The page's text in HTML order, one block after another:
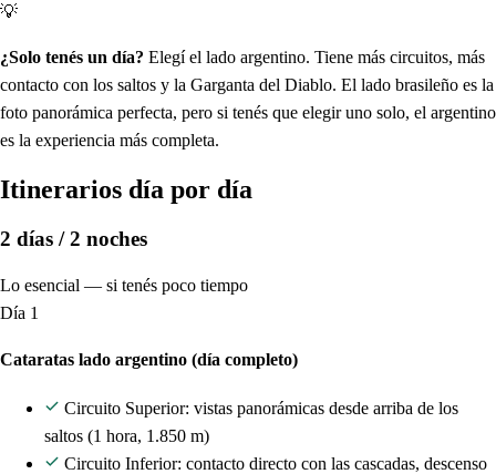
💡
¿Solo tenés un día? Elegí el lado argentino. Tiene más circuitos, más
contacto con los saltos y la Garganta del Diablo. El lado brasileño es la
foto panorámica perfecta, pero si tenés que elegir uno solo, el argentino
es la experiencia más completa.
Itinerarios día por día
2 días / 2 noches
Lo esencial — si tenés poco tiempo
Día 1
Cataratas lado argentino (día completo)
Circuito Superior: vistas panorámicas desde arriba de los
saltos (1 hora, 1.850 m)
Circuito Inferior: contacto directo con las cascadas, descenso